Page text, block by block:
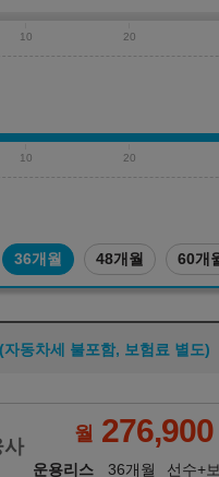
10 20
10 20
36개월 48개월 60개
(자동차세 불포함, 보험료 별도)
사
운용리스
월 276,900
36개월 선수+